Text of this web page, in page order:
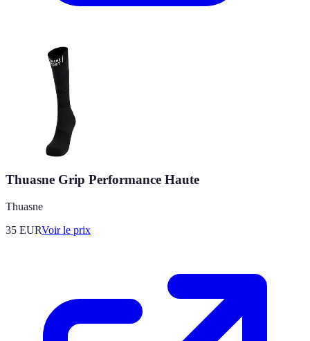
Thuasne Grip Performance Haute
Thuasne
35 EURVoir le prix